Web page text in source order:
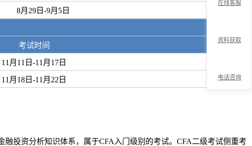
8月29日-9月5日
考试时间
11月11日-11月17日
11月18日-11月22日
投资分析知识体系，属于CFA入门级别的考试。CFA二级考试侧重考
在线客服
资料获取
电话咨询
折